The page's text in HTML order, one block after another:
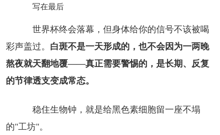
写在最后
世界杯终会落幕，但身体给你的信号不该被喝
彩声盖过。 白斑不是一天形成的，也不会因为一两晚
熬夜就天翻地覆——真正需要警惕的，是长期、反复
的节律透支变成常态。
稳住生物钟，就是给黑色素细胞留一座不塌
的"工坊"。